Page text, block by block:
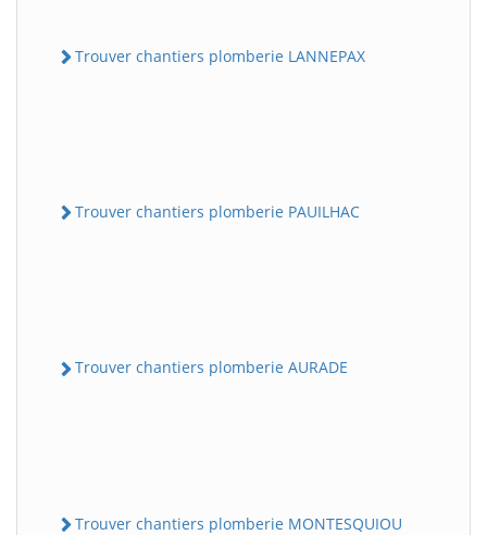
Trouver chantiers plomberie LANNEPAX
Trouver chantiers plomberie PAUILHAC
Trouver chantiers plomberie AURADE
Trouver chantiers plomberie MONTESQUIOU